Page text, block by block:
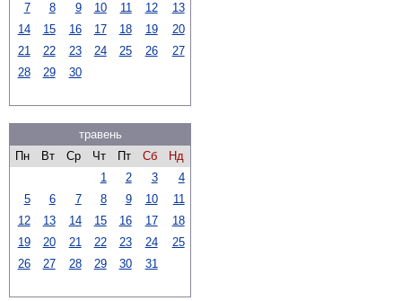
7
8 9 10 11 12
13
14
15 16 17 18 19
20
21
22 23 24 25 26
27
28
29 30
травень
Пн
Вт Ср Чт Пт Сб
Нд
1
2 3
4
5
6 7 8 9 10
11
12
13 14 15 16 17
18
19
20 21 22 23 24
25
26
27 28 29 30 31